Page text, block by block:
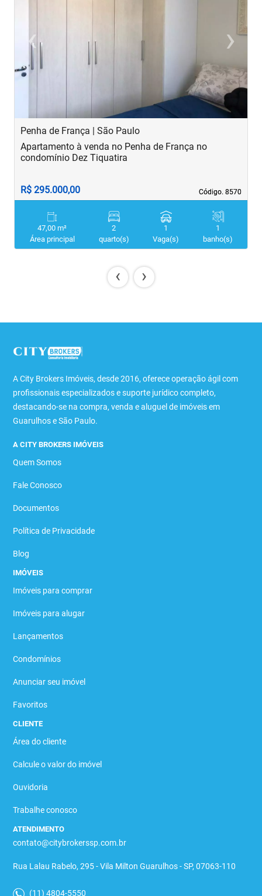
‹
Previous ›Next
Penha de França | São Paulo
Código. 8570
Código. 8570
Apartamento à venda no Penha de França no
condomínio Dez Tiquatira
R$ 295.000,00
47,00 m²
Área principal
2
quarto(s)
1
Vaga(s)
1
banho(s)
‹ ›
A City Brokers Imóveis, desde 2016, oferece operação ágil com
profissionais especializados e suporte jurídico completo,
destacando-se na compra, venda e aluguel de imóveis em
Guarulhos e São Paulo.
A CITY BROKERS IMÓVEIS
Quem Somos
Fale Conosco
Documentos
Política de Privacidade
Blog
IMÓVEIS
Imóveis para comprar
Imóveis para alugar
Lançamentos
Condomínios
Anunciar seu imóvel
Favoritos
CLIENTE
Área do cliente
Calcule o valor do imóvel
Ouvidoria
Trabalhe conosco
ATENDIMENTO
contato@citybrokerssp.com.br
Rua Lalau Rabelo, 295 - Vila Milton Guarulhos - SP, 07063-110
(11) 4804-5550